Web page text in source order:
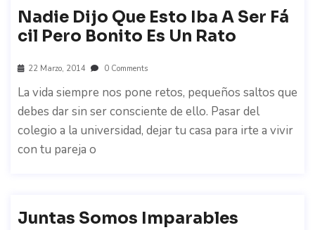
Nadie Dijo Que Esto Iba A Ser Fá
Cil Pero Bonito Es Un Rato
22 Marzo, 2014 0 Comments
La vida siempre nos pone retos, pequeños saltos que
debes dar sin ser consciente de ello. Pasar del
colegio a la universidad, dejar tu casa para irte a vivir
con tu pareja o
Juntas Somos Imparables